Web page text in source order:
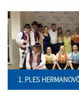
1. PLES